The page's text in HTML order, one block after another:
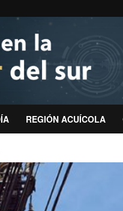
REGIÓN ACUÍCOLA